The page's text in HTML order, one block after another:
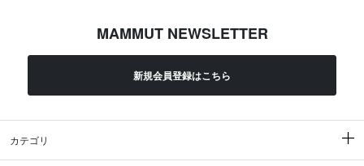
MAMMUT NEWSLETTER
新規会員登録はこちら
カテゴリ